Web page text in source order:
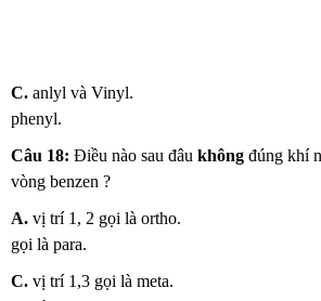
C. anlyl và
phenyl.
Câu 18: Điều nào sau đâu không đúng khí
vòng benzen ?
A. vị trí 1, 2 gọi là
gọi là para.
C. vị trí 1,3 gọi là